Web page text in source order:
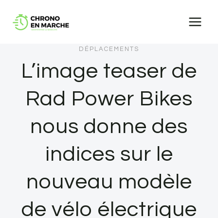
DÉPLACEMENTS
L’image teaser de
Rad Power Bikes
nous donne des
indices sur le
nouveau modèle
de vélo électrique